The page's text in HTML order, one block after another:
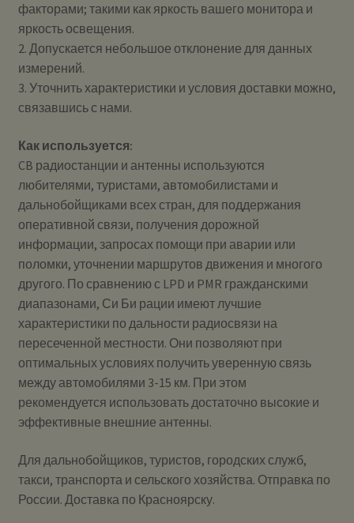
факторами; такими как яркость вашего монитора и
яркость освещения.
2. Допускается небольшое отклонение для данных
измерений.
3. Уточнить характеристики и условия доставки можно,
связавшись с нами.
Как используется:
CB радиостанции и антенны используются
любителями, туристами, автомобилистами и
дальнобойщиками всех стран, для поддержания
оперативной связи, получения дорожной
информации, запросах помощи при аварии или
поломки, уточнении маршрутов движения и многого
другого. По сравнению с LPD и PMR гражданскими
диапазонами, Си Би рации имеют лучшие
характеристики по дальности радиосвязи на
пересеченной местности. Они позволяют при
оптимальных условиях получить уверенную связь
между автомобилями 3-15 км. При этом
рекомендуется использовать достаточно высокие и
эффективные внешние антенны.
Для дальнобойщиков, туристов, городских служб,
такси, транспорта и сельского хозяйства. Отправка по
России. Доставка по Красноярску.